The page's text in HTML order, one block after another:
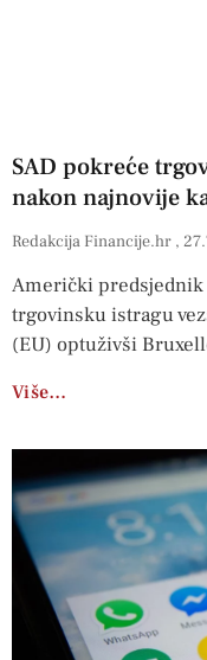
SAD pokreće
nakon najnovije
Redakcija Financije.hr
Američki predsjednik
trgovinsku istragu
(EU) optuživši
Više…